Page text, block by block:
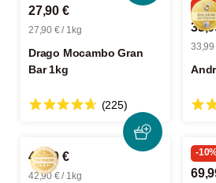
27,90 €
27,90 € / 1kg
Drago Mocambo Gran
Bar 1kg
(225)
-5%
33,99
42,90 €
42,90 € / 1kg
-